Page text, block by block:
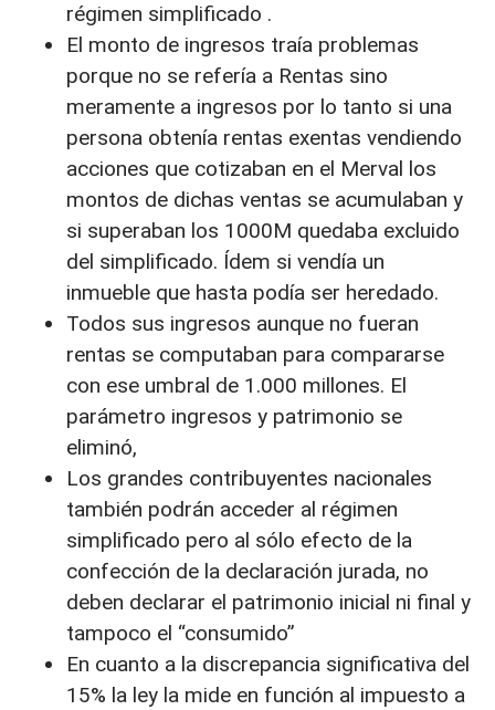
régimen simplificado .
El monto de ingresos traía problemas
porque no se refería a Rentas sino
meramente a ingresos por lo tanto si una
persona obtenía rentas exentas vendiendo
acciones que cotizaban en el Merval los
montos de dichas ventas se acumulaban y
si superaban los 1000M quedaba excluido
del simplificado. Ídem si vendía un
inmueble que hasta podía ser heredado.
Todos sus ingresos aunque no fueran
rentas se computaban para compararse
con ese umbral de 1.000 millones. El
parámetro ingresos y patrimonio se
eliminó,
Los grandes contribuyentes nacionales
también podrán acceder al régimen
simplificado pero al sólo efecto de la
confección de la declaración jurada, no
deben declarar el patrimonio inicial ni final y
tampoco el “consumido”
En cuanto a la discrepancia significativa del
15% la ley la mide en función al impuesto a